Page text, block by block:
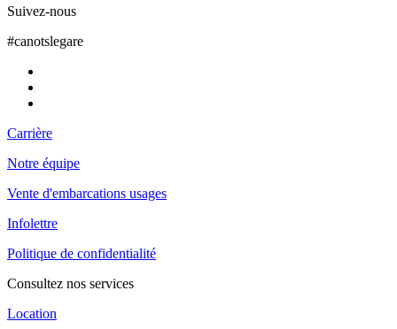
Suivez-nous
#canotslegare
Carrière
Notre équipe
Vente d'embarcations usages
Infolettre
Politique de confidentialité
Consultez nos services
Location